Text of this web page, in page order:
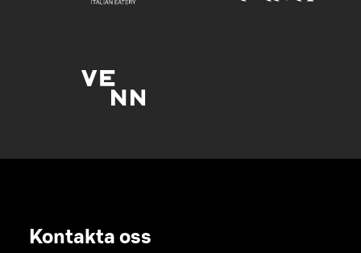
Kontakta oss